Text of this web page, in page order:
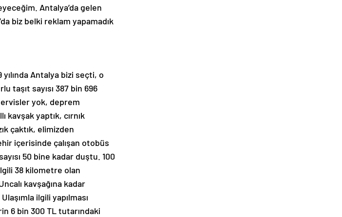
Antalya’da gelen
biz belki reklam yapamadık
Antalya bizi seçti, o
taşıt sayısı 387 bin 696
yok, deprem
kavşak yaptık, cırnık
çaktık, elimizden
içerisinde çalışan otobüs
50 bine kadar duştu. 100
38 kilometre olan
kavşağına kadar
ilgili yapılması
6 bin 300 TL tutarındaki